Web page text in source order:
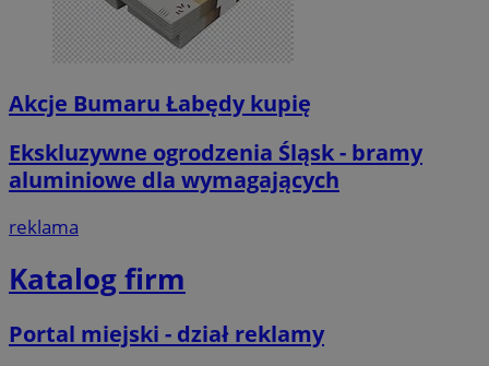
Akcje Bumaru Łabędy kupię
Ekskluzywne ogrodzenia Śląsk - bramy
aluminiowe dla wymagających
reklama
Katalog firm
Portal miejski - dział reklamy